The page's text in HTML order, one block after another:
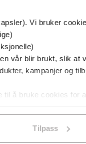
Vi bruker
vår blir brukt, slik at
kampanjer og
å bruke cookies for
Du kan når
Tilpass